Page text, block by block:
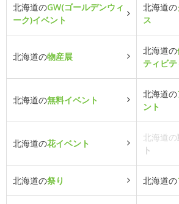
北海道のGW(ゴールデンウィ
ーク)イベント
北海道の
ス
北海道の物産展
北海道の
ティビテ
北海道の無料イベント
北海道の
ント
北海道の花イベント
北海道の
ト
北海道の祭り 北海道の